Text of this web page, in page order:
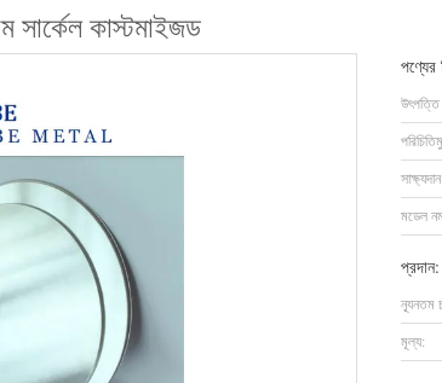
সার্কেল কাস্টমাইজড
পণ্যের
সাক্ষ্যদান:
মডেল
প্রদান:
ন্যূনতম
মূল্য: